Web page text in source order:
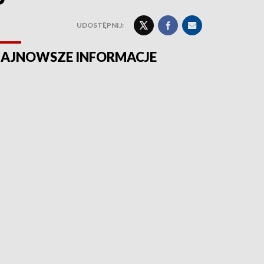
UDOSTĘPNIJ:
INFORMACJE